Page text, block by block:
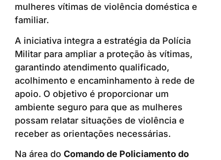
mulheres vítimas de violência doméstica e
familiar.
A iniciativa integra a estratégia da Polícia
Militar para ampliar a proteção às vítimas,
garantindo atendimento qualificado,
acolhimento e encaminhamento à rede de
apoio. O objetivo é proporcionar um
ambiente seguro para que as mulheres
possam relatar situações de violência e
receber as orientações necessárias.
Na área do Comando de Policiamento do